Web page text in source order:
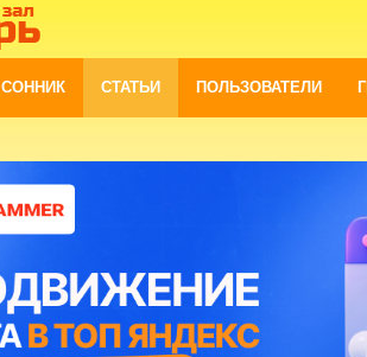
СОННИК СТАТЬИ ПОЛЬЗОВАТЕЛИ